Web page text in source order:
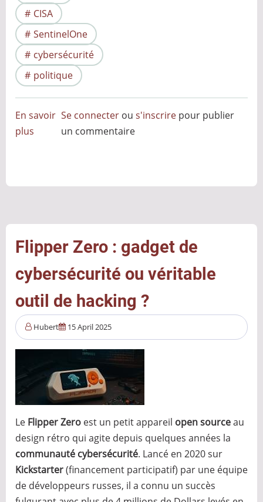
CISA
SentinelOne
cybersécurité
politique
En savoir
plus
:
un
dangereux
précédent
l'industrie
de
la
cybersécurité
Se connecter ous'inscrire pour publier
un commentaire
Flipper Zero : gadget de
cybersécurité ou véritable
outil de hacking ?
Hubert 15 April 2025
Le Flipper Zero est un petit appareil open sourceau
design rétro qui agite depuis quelques années la
communauté cybersécurité. Lancé en 2020 sur
Kickstarter(financement participatif) par une équipe
de développeurs russes, il a connu un succès